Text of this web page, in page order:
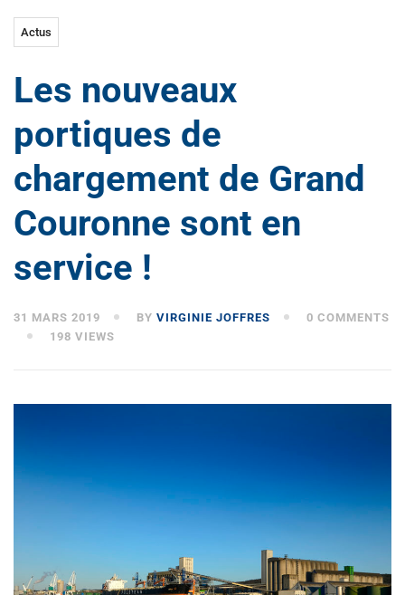
Actus
Les nouveaux
portiques de
chargement de Grand
Couronne sont en
service !
31 MARS 2019 BY VIRGINIE JOFFRES
0 COMMENTS
198 VIEWS